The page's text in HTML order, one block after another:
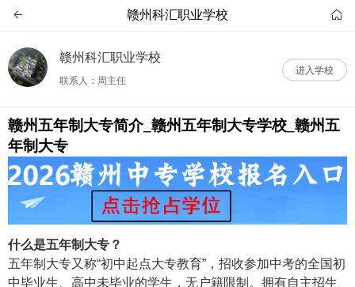
 赣州科汇职业学校 
赣州科汇职业学校
联系人：周主任
进入学校
赣州五年制大专简介_赣州五年制大专学校_赣州五
年制大专
什么是五年制大专？
五年制大专又称“初中起点大专教育”，招收参加中考的全国初
中毕业生、高中未毕业的学生，无户籍限制。拥有自主招生